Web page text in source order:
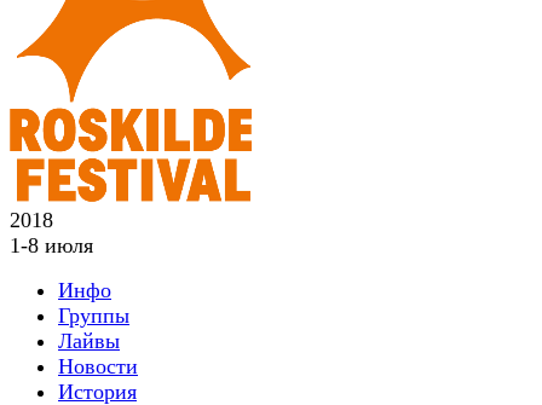
2018
1-8 июля
Инфо
Группы
Лайвы
Новости
История